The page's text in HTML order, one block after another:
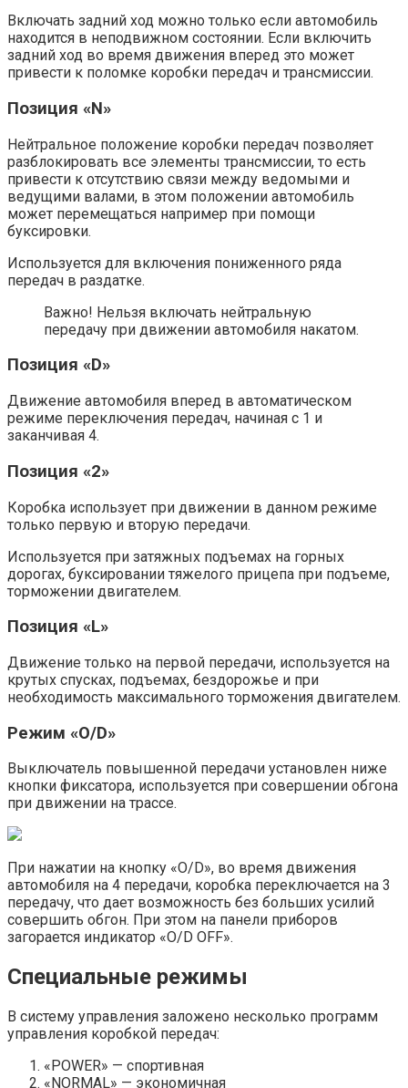
Включать задний ход можно только если автомобиль
находится в неподвижном состоянии. Если включить
задний ход во время движения вперед это может
привести к поломке коробки передач и трансмиссии.
Позиция «N»
Нейтральное положение коробки передач позволяет
разблокировать все элементы трансмиссии, то есть
привести к отсутствию связи между ведомыми и
ведущими валами, в этом положении автомобиль
может перемещаться например при помощи
буксировки.
Используется для включения пониженного ряда
передач в раздатке.
Важно! Нельзя включать нейтральную
передачу при движении автомобиля накатом.
Позиция «D»
Движение автомобиля вперед в автоматическом
режиме переключения передач, начиная с 1 и
заканчивая 4.
Позиция «2»
Коробка использует при движении в данном режиме
только первую и вторую передачи.
Используется при затяжных подъемах на горных
дорогах, буксировании тяжелого прицепа при подъеме,
торможении двигателем.
Позиция «L»
Движение только на первой передачи, используется на
крутых спусках, подъемах, бездорожье и при
необходимость максимального торможения двигателем.
Режим «O/D»
Выключатель повышенной передачи установлен ниже
кнопки фиксатора, используется при совершении обгона
при движении на трассе.
При нажатии на кнопку «O/D», во время движения
автомобиля на 4 передачи, коробка переключается на 3
передачу, что дает возможность без больших усилий
совершить обгон. При этом на панели приборов
загорается индикатор «O/D OFF».
Специальные режимы
В систему управления заложено несколько программ
управления коробкой передач:
«POWER» — спортивная
«NORMAL» — экономичная